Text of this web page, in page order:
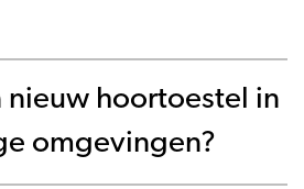
nieuw hoortoestel in
omgevingen?